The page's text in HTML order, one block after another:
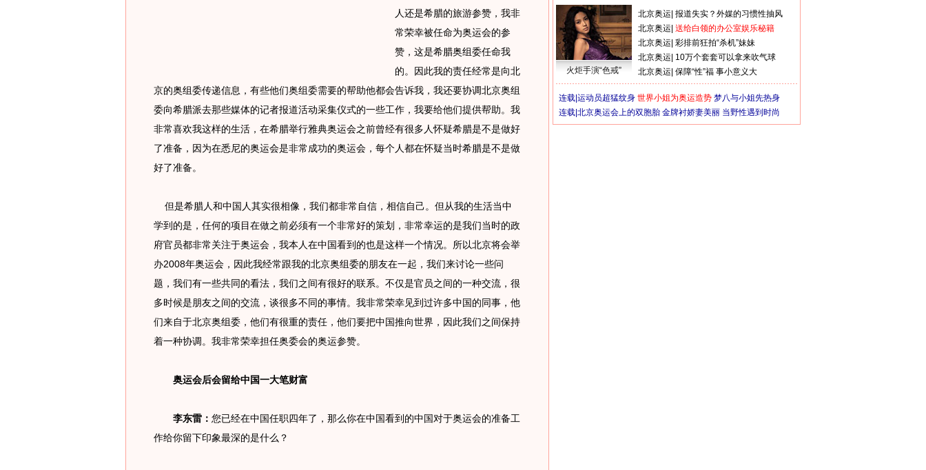
人还是希腊的旅游参赞，我非
常荣幸被任命为奥运会的参
赞，这是希腊奥组委任命我
的。因此我的责任经常是向北
京的奥组委传递信息，有些他们奥组委需要的帮助他都会告诉我，我还要协调北京奥组
委向希腊派去那些媒体的记者报道活动采集仪式的一些工作，我要给他们提供帮助。我
非常喜欢我这样的生活，在希腊举行雅典奥运会之前曾经有很多人怀疑希腊是不是做好
了准备，因为在悉尼的奥运会是非常成功的奥运会，每个人都在怀疑当时希腊是不是做
好了准备。
但是希腊人和中国人其实很相像，我们都非常自信，相信自己。但从我的生活当中
学到的是，任何的项目在做之前必须有一个非常好的策划，非常幸运的是我们当时的政
府官员都非常关注于奥运会，我本人在中国看到的也是这样一个情况。所以北京将会举
办2008年奥运会，因此我经常跟我的北京奥组委的朋友在一起，我们来讨论一些问
题，我们有一些共同的看法，我们之间有很好的联系。不仅是官员之间的一种交流，很
多时候是朋友之间的交流，谈很多不同的事情。我非常荣幸见到过许多中国的同事，他
们来自于北京奥组委，他们有很重的责任，他们要把中国推向世界，因此我们之间保持
着一种协调。我非常荣幸担任奥委会的奥运参赞。
奥运会后会留给中国一大笔财富
李东雷： 您已经在中国任职四年了，那么你在中国看到的中国对于奥运会的准备工
作给你留下印象最深的是什么？
火炬手演“色戒”
北京奥运 报道失实？外媒的习惯性抽风
北京奥运 送给白领的办公室娱乐秘籍
北京奥运 彩排前狂拍“杀机”妹妹
北京奥运 10万个套套可以拿来吹气球
北京奥运 保障“性”福 事小意义大
连载| 运动员超猛纹身 世界小姐为奥运造势 梦八与小姐先热身
连载| 北京奥运会上的双胞胎 金牌衬娇妻美丽 当野性遇到时尚